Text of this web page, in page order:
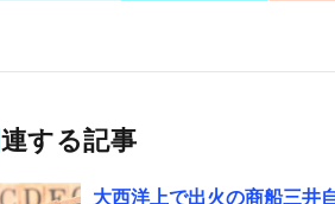
関連する記事
大西洋上で出火の商船三井